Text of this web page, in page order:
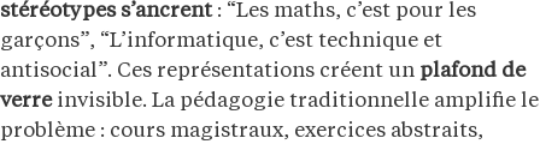
stéréotypes s’ancrent: “Les maths, c’est pour les
garçons”, “L’informatique, c’est technique et
antisocial”. Ces représentations créent un plafond de
verreinvisible. La pédagogie traditionnelle amplifie le
problème : cours magistraux, exercices abstraits,